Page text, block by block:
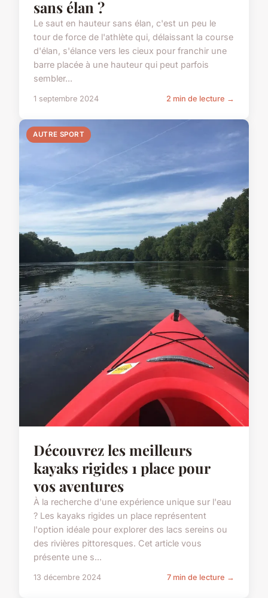
sans élan ?
Le saut en hauteur sans élan, c'est un peu le
tour de force de l'athlète qui, délaissant la course
d'élan, s'élance vers les cieux pour franchir une
barre placée à une hauteur qui peut parfois
sembler...
1 septembre 2024 2 min de lecture →
AUTRE SPORT
Découvrez les meilleurs
kayaks rigides 1 place pour
vos aventures
À la recherche d'une expérience unique sur l'eau
? Les kayaks rigides un place représentent
l'option idéale pour explorer des lacs sereins ou
des rivières pittoresques. Cet article vous
présente une s...
13 décembre 2024 7 min de lecture →